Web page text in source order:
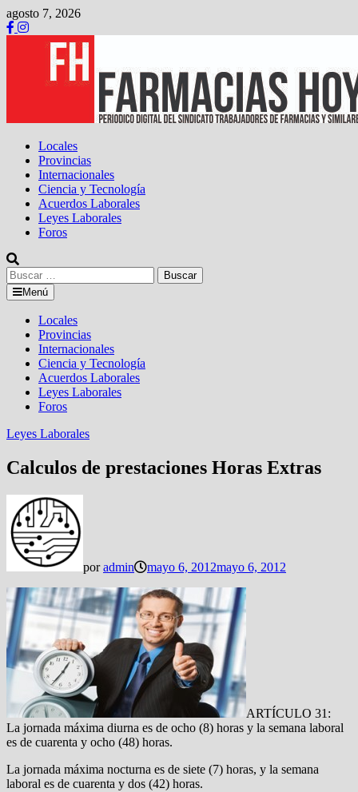
Saltar
al
contenido
agosto 7, 2026
Locales
Provincias
Internacionales
Ciencia y Tecnología
Acuerdos Laborales
Leyes Laborales
Foros
Buscar:
Menú
Locales
Provincias
Internacionales
Ciencia y Tecnología
Acuerdos Laborales
Leyes Laborales
Foros
Leyes Laborales
Calculos de prestaciones Horas Extras
poradmin mayo 6, 2012mayo 6, 2012
ARTÍCULO 31:
La jornada máxima diurna es de ocho (8) horas y la semana laboral
es de cuarenta y ocho (48) horas.
La jornada máxima nocturna es de siete (7) horas, y la semana
laboral es de cuarenta y dos (42) horas.